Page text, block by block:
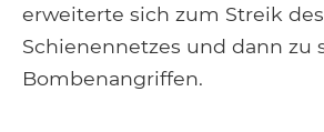
erweiterte sich zum Streik
Schienennetzes und dann zu
Bombenangriffen.